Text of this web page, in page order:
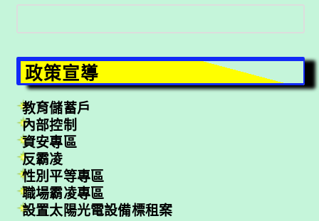
尋
政策宣導
教育儲蓄戶
內部控制
資安專區
反霸凌
性別平等專區
職場霸凌專區
設置太陽光電設備標租案